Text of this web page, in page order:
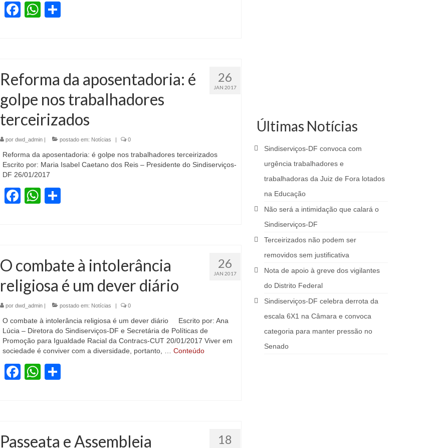
Facebook
WhatsApp
26
JAN 2017
Reforma da aposentadoria: é
golpe nos trabalhadores
terceirizados
por dwd_admin| postado em: Notícias | 0
Reforma da aposentadoria: é golpe nos trabalhadores terceirizados
Escrito por: Maria Isabel Caetano dos Reis – Presidente do Sindiserviços-
DF 26/01/2017
Facebook
WhatsApp
26
JAN 2017
O combate à intolerância
religiosa é um dever diário
por dwd_admin| postado em: Notícias | 0
O combate à intolerância religiosa é um dever diário Escrito por: Ana
Lúcia – Diretora do Sindiserviços-DF e Secretária de Políticas de
Promoção para Igualdade Racial da Contracs-CUT 20/01/2017 Viver em
sociedade é conviver com a diversidade, portanto, … Conteúdo
Facebook
WhatsApp
18
Passeata e Assembleia
Últimas Notícias
Sindiserviços-DF convoca com
urgência trabalhadores e
trabalhadoras da Juiz de Fora lotados
na Educação
Não será a intimidação que calará o
Sindiserviços-DF
Terceirizados não podem ser
removidos sem justificativa
Nota de apoio à greve dos vigilantes
do Distrito Federal
Sindiserviços-DF celebra derrota da
escala 6X1 na Câmara e convoca
categoria para manter pressão no
Senado